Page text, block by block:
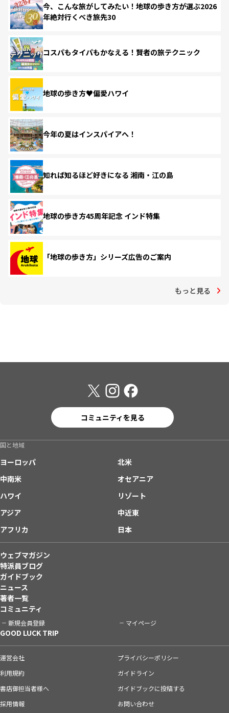
今、こんな旅がしてみたい！地球の歩き方が選ぶ2026
年絶対行くべき旅先30
コスパもタイパもかなえる！賢者の旅テクニック
地球の歩き方♥偏愛ハワイ
今年の夏はインスパイアへ！
知れば知るほど好きになる 湘南・江の島
地球の歩き方45周年記念 インド特集
「地球の歩き方」シリーズ広告のご案内
もっと見る
コミュニティを見る
国と地域
ヨーロッパ
北米
中南米
オセアニア
ハワイ
リゾート
アジア
中近東
アフリカ
日本
ウェブマガジン
特派員ブログ
ガイドブック
ニュース
著者一覧
コミュニティ
新規会員登録 マイページ
GOOD LUCK TRIP
運営会社
プライバシーポリシー
利用規約
ガイドライン
書店御担当者様へ
ガイドブックに投稿する
採用情報
お問い合わせ